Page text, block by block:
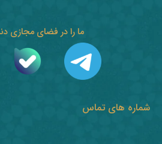
شماره های تماس
ما را در فضای مجازی